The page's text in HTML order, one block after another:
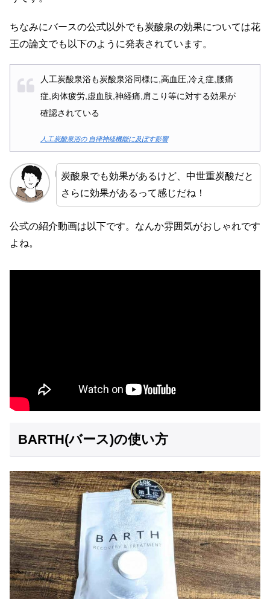
ちなみにバースの公式以外でも炭酸泉の効果については花
王の論文でも以下のように発表されています。
人工炭酸泉浴も炭酸泉浴同様に,高血圧,冷え症,腰痛
症,肉体疲労,虚血肢,神経痛,肩こり等に対する効果が
確認されている
人工炭酸泉浴の 自律神経機能に及ぼす影響
炭酸泉でも効果があるけど、中世重炭酸だと
さらに効果があるって感じだね！
公式の紹介動画は以下です。なんか雰囲気がおしゃれです
よね。
BARTH(バース)の使い方